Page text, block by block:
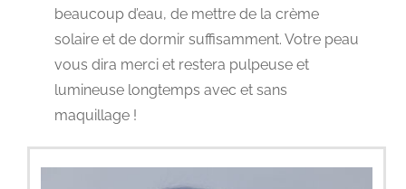
beaucoup d’eau, de mettre de la crème
solaire et de dormir suffisamment. Votre peau
vous dira merci et restera pulpeuse et
lumineuse longtemps avec et sans
maquillage !